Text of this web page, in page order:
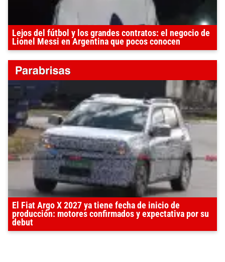
Lejos del fútbol y los grandes contratos: el negocio de
Lionel Messi en Argentina que pocos conocen
El Fiat Argo X 2027 ya tiene fecha de inicio de
producción: motores confirmados y expectativa por su
debut